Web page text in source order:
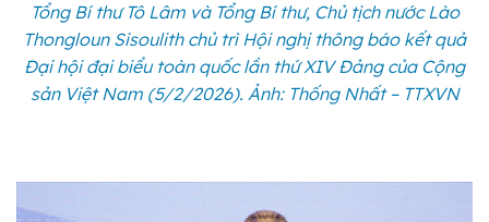
Tổng Bí thư Tô Lâm và Tổng Bí thư, Chủ tịch nước Lào
Thongloun Sisoulith chủ trì Hội nghị thông báo kết quả
Đại hội đại biểu toàn quốc lần thứ XIV Đảng của Cộng
sản Việt Nam (5/2/2026). Ảnh: Thống Nhất – TTXVN